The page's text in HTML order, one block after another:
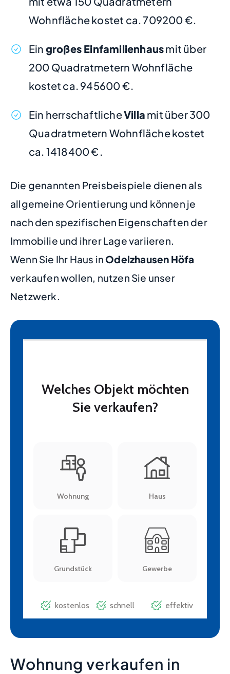
Wohnfläche kostet ca. 709200 €.
Ein großes Einfamilienhausmit über
200 Quadratmetern Wohnfläche
kostet ca. 945600 €.
Ein herrschaftlicheVilla mit über 300
Quadratmetern Wohnfläche kostet
ca. 1418400 €.
Die genannten Preisbeispiele dienen als
allgemeine Orientierung und können je
nach den spezifischen Eigenschaften der
Immobilie und ihrer Lage variieren.
Wenn Sie Ihr Haus inOdelzhausen Höfa
verkaufen wollen, nutzen Sie unser
Netzwerk.
Wohnung verkaufen in